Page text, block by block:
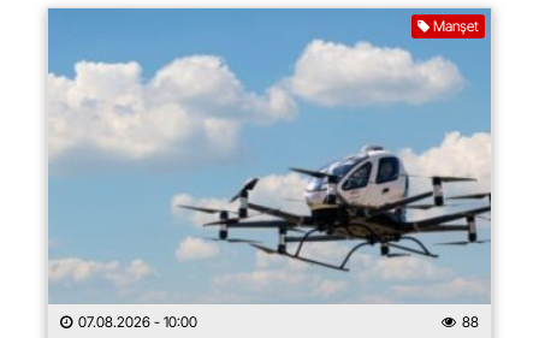
Manşet
07.08.2026 - 10:00 88